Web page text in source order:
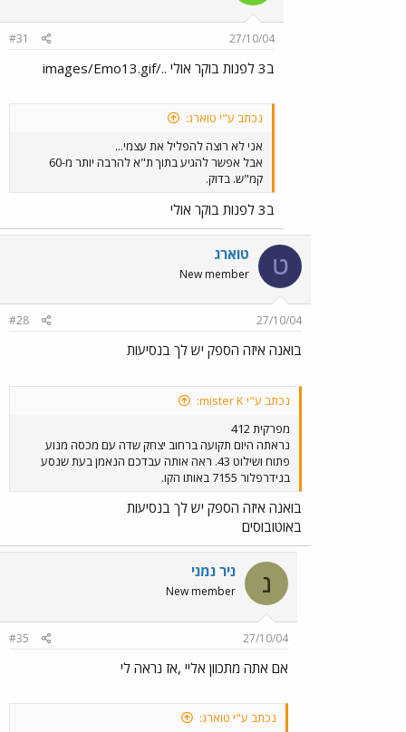
27/10/04
#31
ב3 לפנות בוקר אולי ../images/Emo13.gif
נכתב ע"י טוארג:
אני לא רוצה להפליל את עצמי...
אבל אפשר להגיע בתוך ת"א להרבה יותר מ-60
קמ"ש. בדוק.
ב3 לפנות בוקר אולי
ט טוארג
New member
27/10/04
#28
בואנה איזה הספק יש לך בנסיעות
נכתב ע"י mister K:
מפרקית 412
נראתה היום תקועה ברחוב יצחק שדה עם מכסה מנוע
פתוח ושילוט 43. ראה אותה עבדכם הנאמן בעת שנסע
בנידרפלור 7155 באותו הקו.
בואנה איזה הספק יש לך בנסיעות
באוטובוסים
נ ניר נמני
New member
27/10/04
#35
אם אתה מתכוון אליי ,אז נראה לי
נכתב ע"י טוארג: